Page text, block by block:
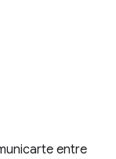
entre